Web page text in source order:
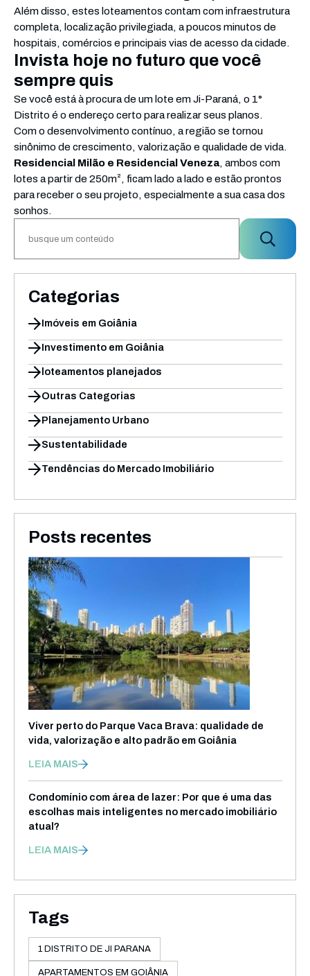
Categorias
Imóveis em Goiânia
Investimento em Goiânia
loteamentos planejados
Outras Categorias
Planejamento Urbano
Sustentabilidade
Tendências do Mercado Imobiliário
Posts recentes
Viver perto do Parque Vaca Brava: qualidade de
vida, valorização e alto padrão em Goiânia
LEIA MAIS
Condomínio com área de lazer: Por que é uma das
escolhas mais inteligentes no mercado imobiliário
atual?
LEIA MAIS
Tags
1 DISTRITO DE JI PARANA
APARTAMENTOS EM GOIÂNIA
Além disso, estes loteamentos contam com infraestrutura
completa, localização privilegiada, a poucos minutos de
hospitais, comércios e principais vias de acesso da cidade.
Invista hoje no futuro que você
sempre quis
Se você está à procura de um lote em Ji-Paraná, o 1°
Distrito é o endereço certo para realizar seus planos.
Com o desenvolvimento contínuo, a região se tornou
sinônimo de crescimento, valorização e qualidade de vida.
Residencial Milão e Residencial Veneza, ambos com
lotes a partir de 250m², ficam lado a lado e estão prontos
para receber o seu projeto, especialmente a sua casa dos
sonhos.